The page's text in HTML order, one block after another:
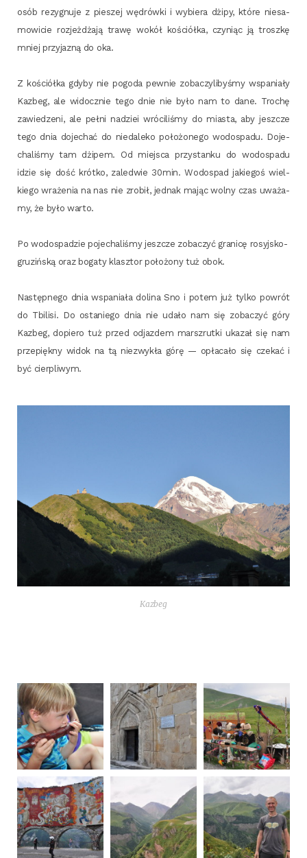
osób rezy­gnu­je z pie­szej wędrów­ki i wybie­ra dżi­py, któ­re nie­sa­
mo­wi­cie roz­jeż­dża­ją tra­wę wokół kościół­ka, czy­niąc ją trosz­kę
mniej przy­ja­zną do oka.
Z kościół­ka gdy­by nie pogo­da pew­nie zoba­czy­li­by­śmy wspa­nia­ły
Kazbeg, ale widocz­nie tego dnie nie było nam to dane. Tro­chę
zawie­dze­ni, ale peł­ni nadziei wró­ci­li­śmy do mia­sta, aby jesz­cze
tego dnia doje­chać do nie­da­le­ko poło­żo­ne­go wodo­spa­du. Doje­
cha­li­śmy tam dżi­pem. Od miej­sca przy­stan­ku do wodo­spa­du
idzie się dość krót­ko, zale­d­wie 30min. Wodo­spad jakie­goś wiel­
kie­go wra­że­nia na nas nie zro­bił, jed­nak mając wol­ny czas uwa­ża­
my, że było warto.
Po wodo­spa­dzie poje­cha­li­śmy jesz­cze zoba­czyć gra­ni­cę rosyj­sko-
gru­ziń­ską oraz boga­ty klasz­tor poło­żo­ny tuż obok.
Następ­ne­go dnia wspa­nia­ła doli­na Sno i potem już tyl­ko powrót
do Tbi­li­si. Do osta­nie­go dnia nie uda­ło nam się zoba­czyć góry
Kazbeg, dopie­ro tuż przed odjaz­dem mar­szrut­ki uka­zał się nam
prze­pięk­ny widok na tą nie­zwy­kła górę — opła­ca­ło się cze­kać i
być cierpliwym.
Kazbeg